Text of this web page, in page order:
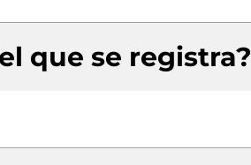
que se registra?